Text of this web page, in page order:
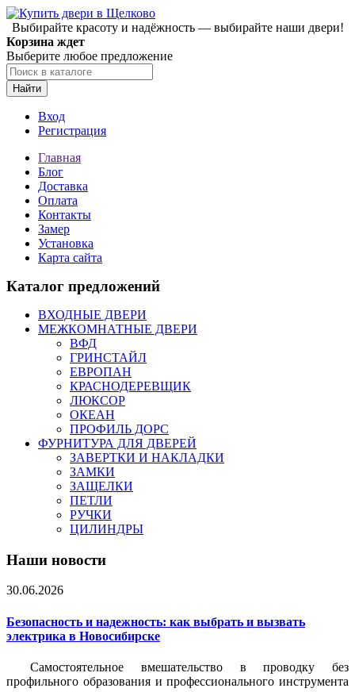
Выбирайте красоту и надёжность — выбирайте наши двери!
Корзина ждет
Выберите любое предложение
Найти
Вход
Регистрация
Главная
Блог
Доставка
Оплата
Контакты
Замер
Установка
Карта сайта
Каталог предложений
ВХОДНЫЕ ДВЕРИ
МЕЖКОМНАТНЫЕ ДВЕРИ
ВФД
ГРИНСТАЙЛ
ЕВРОПАН
КРАСНОДЕРЕВЩИК
ЛЮКСОР
ОКЕАН
ПРОФИЛЬ ДОРС
ФУРНИТУРА ДЛЯ ДВЕРЕЙ
ЗАВЕРТКИ И НАКЛАДКИ
ЗАМКИ
ЗАЩЕЛКИ
ПЕТЛИ
РУЧКИ
ЦИЛИНДРЫ
Наши новости
30.06.2026
Безопасность и надежность: как выбрать и вызвать
электрика в Новосибирске
Самостоятельное вмешательство в проводку без
профильного образования и профессионального инструмента